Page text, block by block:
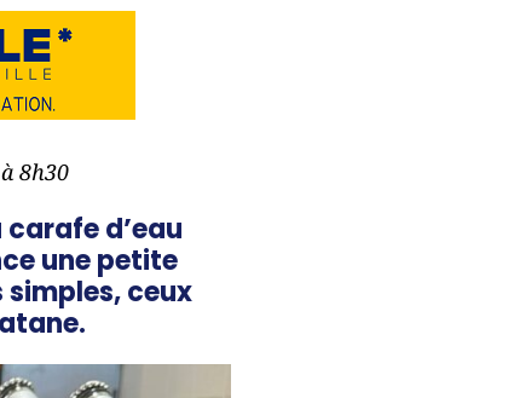
8h30
d’eau
une petite
ceux